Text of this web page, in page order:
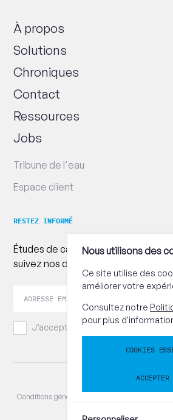
À propos
Solutions
Chroniques
Contact
Ressources
Jobs
Tribune de l'eau
Espace client
RESTEZ INFORMÉ
Études de cas, conseils pratiques et
suivez nos dernières actualités !
adresse
J’accepte les conditions générales.
© CEBEDEAU / TVA BE
Conditions générales
Nous utilisons des
Ce site utilise des
améliorer votre
Consultez notre
pour plus
COOKIES
ACCEPTER